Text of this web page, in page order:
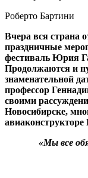
Роберто Бартини
Вчера вся страна
праздничные
фестиваль Юрия
Продолжаются и
знаменательной
профессор
своими
Новосибирске,
«Мы все